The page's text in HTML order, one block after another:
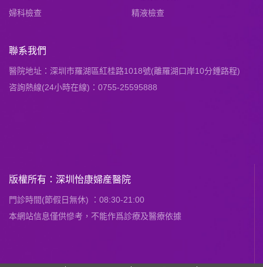
婦科檢查
精液檢查
聯系我們
醫院地址：深圳市羅湖區紅桂路1018號(離羅湖口岸10分鍾路程)
咨詢熱線(24小時在線)：0755-25595888
版權所有：深圳怡康婦産醫院
門診時間(節假日無休) ：08:30-21:00
本網站信息僅供慘考，不能作爲診療及醫療依據